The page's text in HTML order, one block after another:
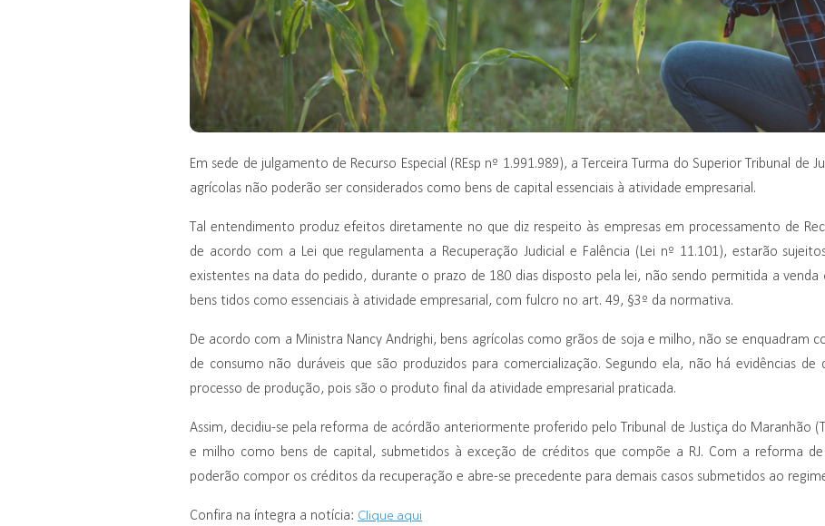
Em sede de julgamento de Recurso Especial (REsp nº 1.991.989), a Terceira Turma do Superior Tribunal de
agrícolas não poderão ser considerados como bens de capital essenciais à atividade empresarial.
Tal entendimento produz efeitos diretamente no que diz respeito às empresas em processamento de
de acordo com a Lei que regulamenta a Recuperação Judicial e Falência (Lei nº 11.101), estarão
existentes na data do pedido, durante o prazo de 180 dias disposto pela lei, não sendo permitida a
bens tidos como essenciais à atividade empresarial, com fulcro no art. 49, §3º da normativa.
De acordo com a Ministra Nancy Andrighi, bens agrícolas como grãos de soja e milho, não se enquadram
de consumo não duráveis que são produzidos para comercialização. Segundo ela, não há evidências
processo de produção, pois são o produto final da atividade empresarial praticada.
Assim, decidiu-se pela reforma de acórdão anteriormente proferido pelo Tribunal de Justiça do Maranhão
e milho como bens de capital, submetidos à exceção de créditos que compõe a RJ. Com a reforma
poderão compor os créditos da recuperação e abre-se precedente para demais casos submetidos ao
Confira na íntegra a notícia: Clique aqui